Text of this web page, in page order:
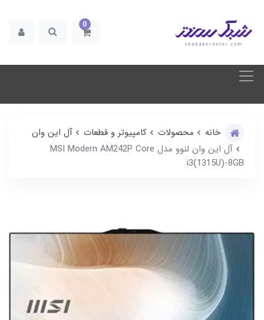
0
خانه محصولات کامپیوتر و قطعات
آل این وان
آل این وان لنوو مدل MSI Modern AM242P Core
i3(1315U)-8GB